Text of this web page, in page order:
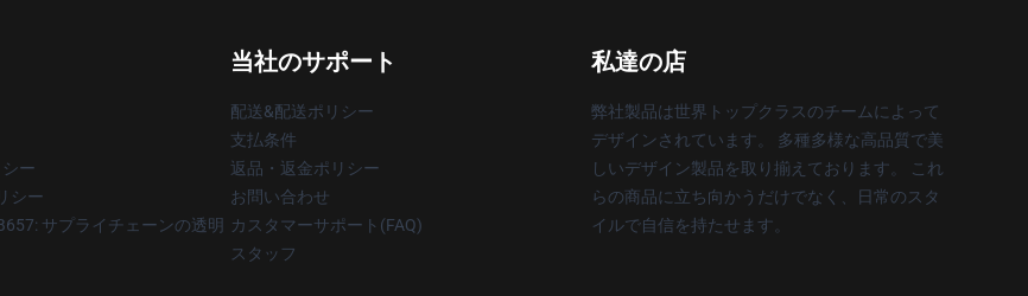
ー
シー
サプライチェーンの透明
当社のサポート
配送&配送ポリシー
支払条件
返品・返金ポリシー
お問い合わせ
カスタマーサポート(FAQ)
スタッフ
私達の店
弊社製品は世界トップクラスのチームによって
デザインされています。 多種多様な高品質で美
しいデザイン製品を取り揃えております。 これ
らの商品に立ち向かうだけでなく、日常のスタ
イルで自信を持たせます。